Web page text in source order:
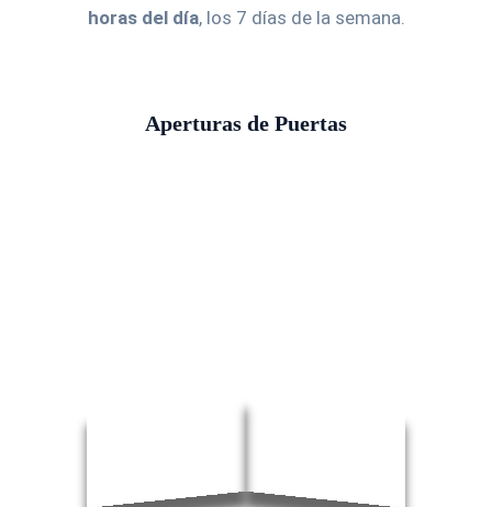
horas del día, los 7 días de la semana.
Aperturas de Puertas